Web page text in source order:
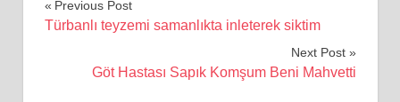
Yazı
Previous Post
Türbanlı teyzemi samanlıkta inleterek siktim
Next Post
Göt Hastası Sapık Komşum Beni Mahvetti